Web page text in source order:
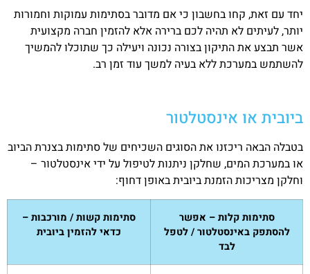
יחד עם זאת, קחו בחשבון כי אם מדובר בסתימות עמוקות וחמורות
יותר, לעיתים לא תהיה לכם ברירה אלא להזמין חברה מקצועית
אשר תבצע את התיקון בצורה נכונה ויעילה כך שתוכלו להמשיך
להשתמש במערכת ללא בעיה למשך עוד זמן רב.
ביובית או אינסטלטור
בטבלה הבאה ריכזנו את הסוגים השכיחים של סתימות בצנרת הביוב
או במערכת המים, שחלקן ניתנות לטיפול על ידי אינסטלטור –
וחלקן מצריכות הזמנת ביובית באופן דחוף:
סתימות קלות – אפשר
להסתפק באינסטלטור / לטפל
לבד
סתימות קשות / מורכבות –
כדאי להזמין ביובית